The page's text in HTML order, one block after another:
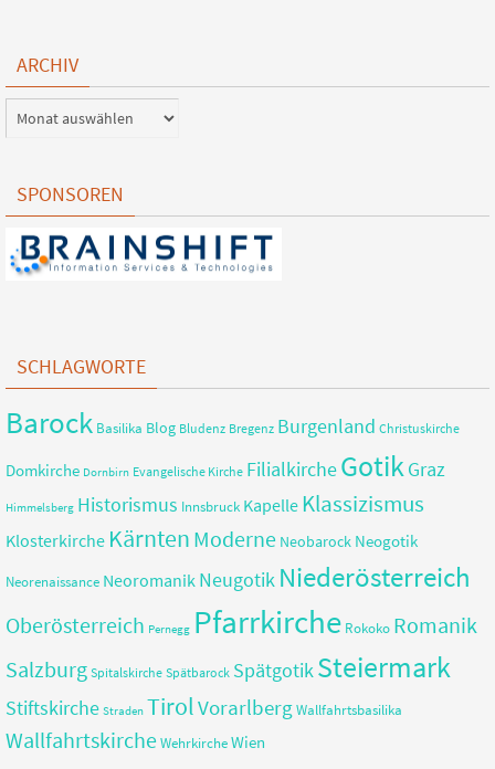
ARCHIV
SPONSOREN
SCHLAGWORTE
Barock Basilika Blog Bludenz Bregenz Burgenland Christuskirche
Domkirche Dornbirn Evangelische Kirche FilialkircheGotikGraz
Himmelsberg Historismus Innsbruck Kapelle Klassizismus
Klosterkirche KärntenModerne Neobarock Neogotik
Neorenaissance Neoromanik Neugotik Niederösterreich
Oberösterreich Pernegg Pfarrkirche Rokoko Romanik
Salzburg Spitalskirche Spätbarock SpätgotikSteiermark
Stiftskirche Straden TirolVorarlbergWallfahrtsbasilika
WallfahrtskircheWehrkircheWien